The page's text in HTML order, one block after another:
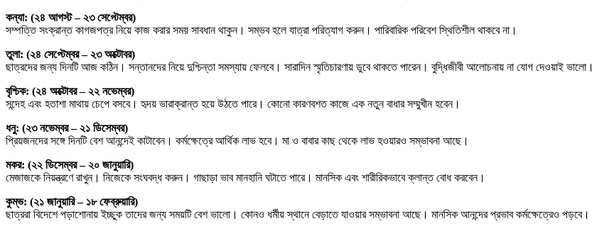
কন্যা: (২৪ আগস্ট – ২৩ সেপ্টেম্বর)
সম্পত্তি সংক্রান্ত কাগজপত্র নিয়ে কাজ করার সময় সাবধান থাকুন। সম্ভব হলে যাত্রা পরিত্যাগ করুন। পারিবারিক পরিবেশ স্থিতিশীল থাকবে না।
তুলা: (২৪ সেপ্টেম্বর – ২৩ অক্টোবর)
ছাত্রদের জন্য দিনটি আজ কঠিন। সন্তানদের নিয়ে দুশ্চিন্তা সমস্যায় ফেলবে। সারাদিন স্মৃতিচারণায় ডুবে থাকতে পারেন। বুদ্ধিজীবী আলোচনায় না যোগ দেওয়াই ভালো।
বৃশ্চিক: (২৪ অক্টোবর – ২২ নভেম্বর)
সন্দেহ এবং হতাশা মাথায় চেপে বসবে। হৃদয় ভারাক্রান্ত হয়ে উঠতে পারে। কোনো কারণবশত কাজে এক নতুন বাধার সম্মুখীন হবেন।
ধনু: (২৩ নভেম্বর – ২১ ডিসেম্বর)
প্রিয়জনদের সঙ্গে দিনটি বেশ আনন্দেই কাটাবেন। কর্মক্ষেত্রে আর্থিক লাভ হবে। মা ও বাবার কাছ থেকে লাভ হওয়ারও সম্ভাবনা আছে।
মকর: (২২ ডিসেম্বর – ২০ জানুয়ারি)
মেজাজকে নিয়ন্ত্রণে রাখুন। নিজেকে সংঘবদ্ধ করুন। গাছাড়া ভাব মানহানি ঘটাতে পারে। মানসিক এবং শারীরিকভাবে ক্লান্ত বোধ করবেন।
কুম্ভ: (২১ জানুয়ারি – ১৮ ফেব্রুয়ারি)
ছাত্ররা বিদেশে পড়াশোনায় ইচ্ছুক তাদের জন্য সময়টি বেশ ভালো। কোনও ধর্মীয় স্থানে বেড়াতে যাওয়ার সম্ভাবনা আছে। মানসিক আনন্দের প্রভাব কর্মক্ষেত্রেও পড়বে।